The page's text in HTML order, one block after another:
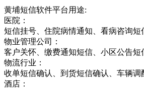
黄埔短信软件平台用途:
医院：
短信挂号、住院病情通知、看病咨询短
物业管理公司：
客户关怀、缴费通知短信、小区公告短
物流行业：
收单短信确认、到货短信确认、车辆调
酒店：